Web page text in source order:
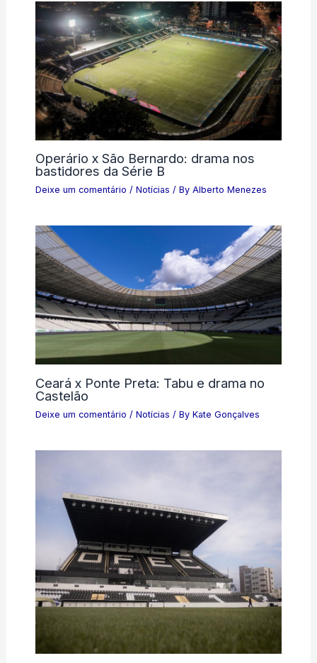
Operário x São Bernardo: drama nos
bastidores da Série B
Deixe um comentário / Notícias / By Alberto Menezes
Ceará x Ponte Preta: Tabu e drama no
Castelão
Deixe um comentário / Notícias / By Kate Gonçalves